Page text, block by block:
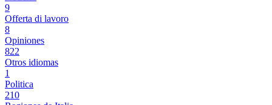
9
Offerta di lavoro
8
Opiniones
822
Otros idiomas
1
Politica
210